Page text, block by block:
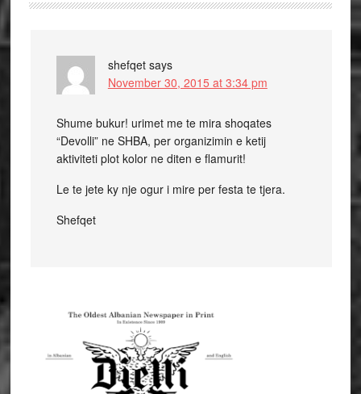
shefqet says
November 30, 2015 at 3:34 pm
Shume bukur! urimet me te mira shoqates
“Devolli” ne SHBA, per organizimin e ketij
aktiviteti plot kolor ne diten e flamurit!
Le te jete ky nje ogur i mire per festa te tjera.
Shefqet